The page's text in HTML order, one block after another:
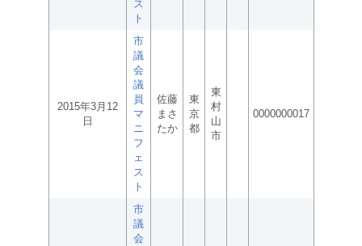
ス
ト
2015年3月12
日
市
議
会
議
員
マ
ニ
フ
ェ
ス
ト
佐藤
まさ
たか
東
京
都
東
村
山
市
0000000017
市
議
会